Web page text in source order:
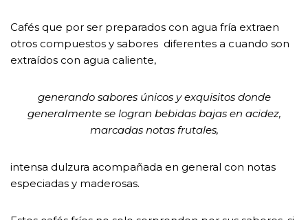
Cafés que por ser preparados con agua fría extraen
otros compuestos y sabores diferentes a cuando son
extraídos con agua caliente,
generando sabores únicos y exquisitos donde
generalmente se logran bebidas bajas en acidez,
marcadas notas frutales,
intensa dulzura acompañada en general con notas
especiadas y maderosas.